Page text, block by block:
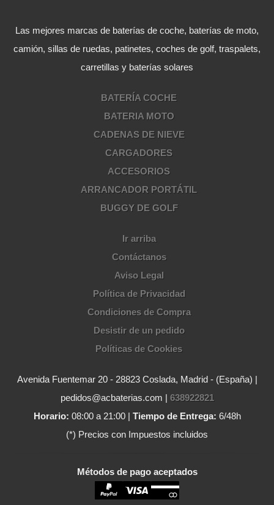
Las mejores marcas de baterías de coche, baterías de moto,
camión, sillas de ruedas, patinetes, coches de golf, traspalets,
carretillas y baterías solares
BATERÍA COCHE
BATERIA MOTO
CADENAS DE NIEVE
CARGADORES
ACCESORIOS
ARRANCADOR PORTÁTIL
BUGGY DE GOLF
Ir arriba
Contáctanos
Aviso Legal
Política de Privacidad
Condiciones de Compra
Desistir de un pedido
Políticas de Cookies
Avenida Fuentemar 20 - 28823 Coslada, Madrid - (España) |
pedidos@acbaterias.com | 638922821
Horario: 08:00 a 21:00 | Tiempo de Entrega: 6/48h
(*) Precios con Impuestos incluidos
Métodos de pago aceptados